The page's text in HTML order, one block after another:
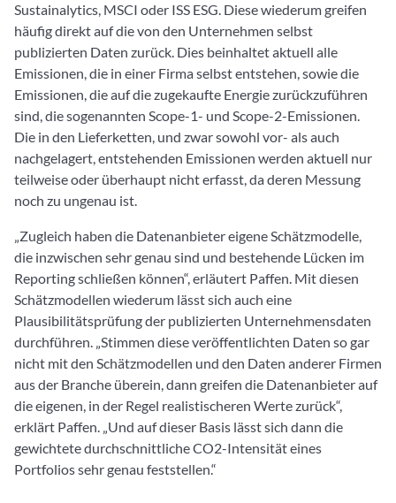
Sustainalytics, MSCI oder ISS ESG. Diese wiederum greifen
häufig direkt auf die von den Unternehmen selbst
publizierten Daten zurück. Dies beinhaltet aktuell alle
Emissionen, die in einer Firma selbst entstehen, sowie die
Emissionen, die auf die zugekaufte Energie zurückzuführen
sind, die sogenannten Scope-1- und Scope-2-Emissionen.
Die in den Lieferketten, und zwar sowohl vor- als auch
nachgelagert, entstehenden Emissionen werden aktuell nur
teilweise oder überhaupt nicht erfasst, da deren Messung
noch zu ungenau ist.
„Zugleich haben die Datenanbieter eigene Schätzmodelle,
die inzwischen sehr genau sind und bestehende Lücken im
Reporting schließen können“, erläutert Paffen. Mit diesen
Schätzmodellen wiederum lässt sich auch eine
Plausibilitätsprüfung der publizierten Unternehmensdaten
durchführen. „Stimmen diese veröffentlichten Daten so gar
nicht mit den Schätzmodellen und den Daten anderer Firmen
aus der Branche überein, dann greifen die Datenanbieter auf
die eigenen, in der Regel realistischeren Werte zurück“,
erklärt Paffen. „Und auf dieser Basis lässt sich dann die
gewichtete durchschnittliche CO2-Intensität eines
Portfolios sehr genau feststellen.“